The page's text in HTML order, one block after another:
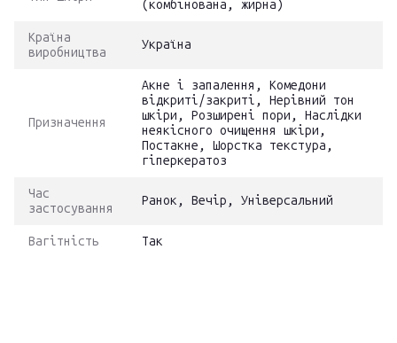
(комбінована, жирна)
Країна
виробництва
Україна
Призначення
Акне і запалення, Комедони
відкриті/закриті, Нерівний тон
шкіри, Розширені пори, Наслідки
неякісного очищення шкіри,
Постакне, Шорстка текстура,
гіперкератоз
Час
застосування
Ранок, Вечір, Універсальний
Вагітність Так